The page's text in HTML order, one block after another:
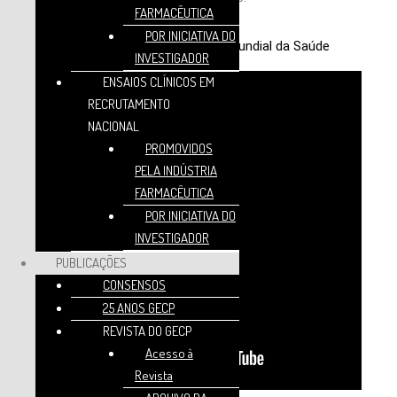
Teaser Campanha do GECP para o Dia Mundial da Saúde
FARMACÊUTICA
POR INICIATIVA DO
INVESTIGADOR
ENSAIOS CLÍNICOS EM
RECRUTAMENTO
NACIONAL
PROMOVIDOS
PELA INDÚSTRIA
FARMACÊUTICA
POR INICIATIVA DO
INVESTIGADOR
PUBLICAÇÕES
CONSENSOS
25 ANOS GECP
REVISTA DO GECP
Acesso à
Revista